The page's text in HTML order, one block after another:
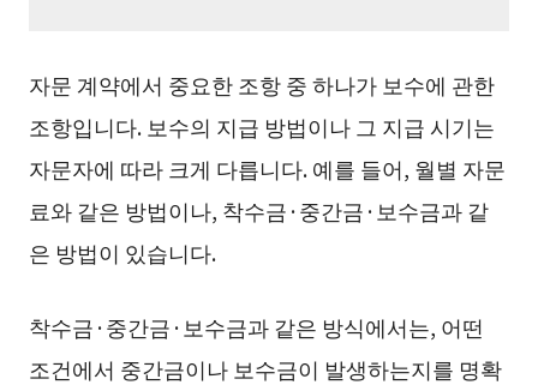
자문 계약에서 중요한 조항 중 하나가 보수에 관한
조항입니다. 보수의 지급 방법이나 그 지급 시기는
자문자에 따라 크게 다릅니다. 예를 들어, 월별 자문
료와 같은 방법이나, 착수금·중간금·보수금과 같
은 방법이 있습니다.
착수금·중간금·보수금과 같은 방식에서는, 어떤
조건에서 중간금이나 보수금이 발생하는지를 명확